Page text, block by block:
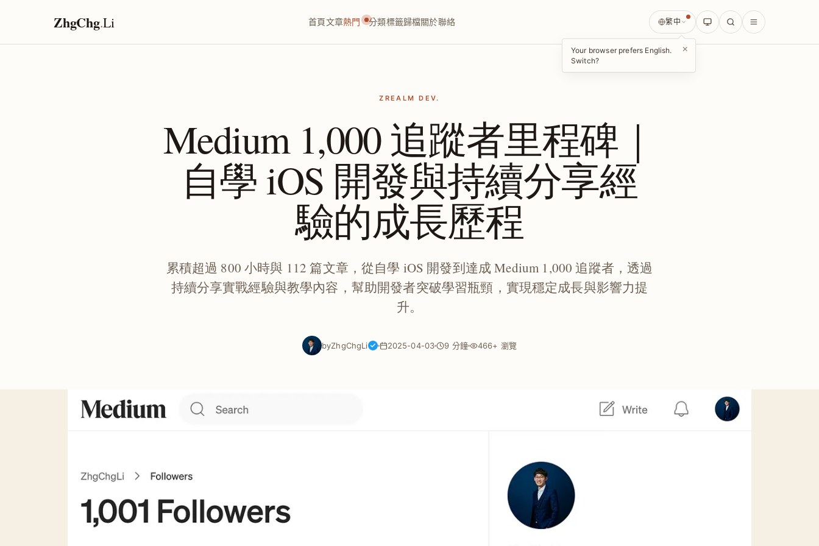
ZhgChg.Li 首頁文章熱門 分類標籤歸檔關於聯絡 繁中
Your browser prefers English.
Switch?
×
ZREALM DEV.
Medium 1,000 追蹤者里程碑｜
自學 iOS 開發與持續分享經
驗的成長歷程
累積超過 800 小時與 112 篇文章，從自學 iOS 開發到達成 Medium 1,000 追蹤者，透過
持續分享實戰經驗與教學內容，幫助開發者突破學習瓶頸，實現穩定成長與影響力提
升。
byZhgChgLi 2025-04-03 9 分鐘 466+ 瀏覽